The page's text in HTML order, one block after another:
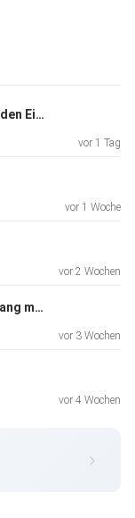
Folge 175 - Zuckerrübensirup an den Eiern!
vor 1 Tag
vor 1 Woche
vor 2 Wochen
Folge 172 - Einen paulischen Abgang machen!
vor 3 Wochen
vor 4 Wochen